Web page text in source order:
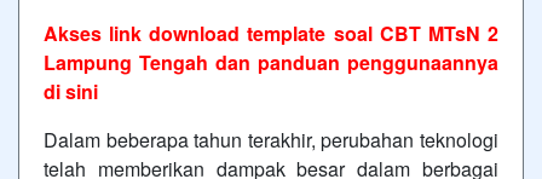
Akses link download template soal CBT MTsN 2
Lampung Tengah dan panduan penggunaannya
di sini
Dalam beberapa tahun terakhir, perubahan teknologi
telah memberikan dampak besar dalam berbagai